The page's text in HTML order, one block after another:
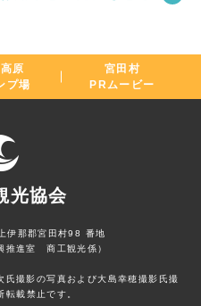
原
プ場
宮田村
PRムービー
光協会
那郡宮田村98 番地
推進室 商工観光係）
氏撮影の写真および大島幸穂撮影氏撮
転載禁止です。